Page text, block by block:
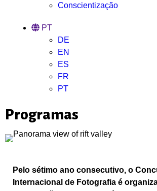
Conscientização
PT
DE
EN
ES
FR
PT
Programas
Pelo sétimo ano consecutivo, o
Internacional de Fotografia é